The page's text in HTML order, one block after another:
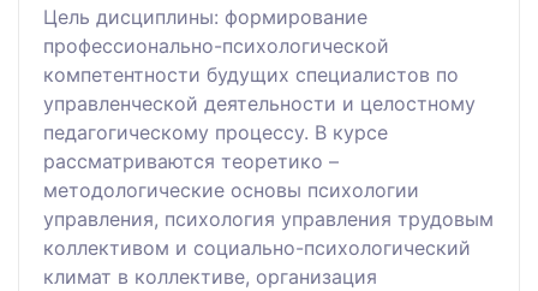
Цель дисциплины: формирование
профессионально-психологической
компетентности будущих специалистов по
управленческой деятельности и целостному
педагогическому процессу. В курсе
рассматриваются теоретико –
методологические основы психологии
управления, психология управления трудовым
коллективом и социально-психологический
климат в коллективе, организация